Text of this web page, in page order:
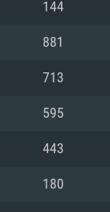
11
밴드 인터
: 62.2 GB (
을 지
을 가지며
RX 570 (6
144
881
713
595
443
180